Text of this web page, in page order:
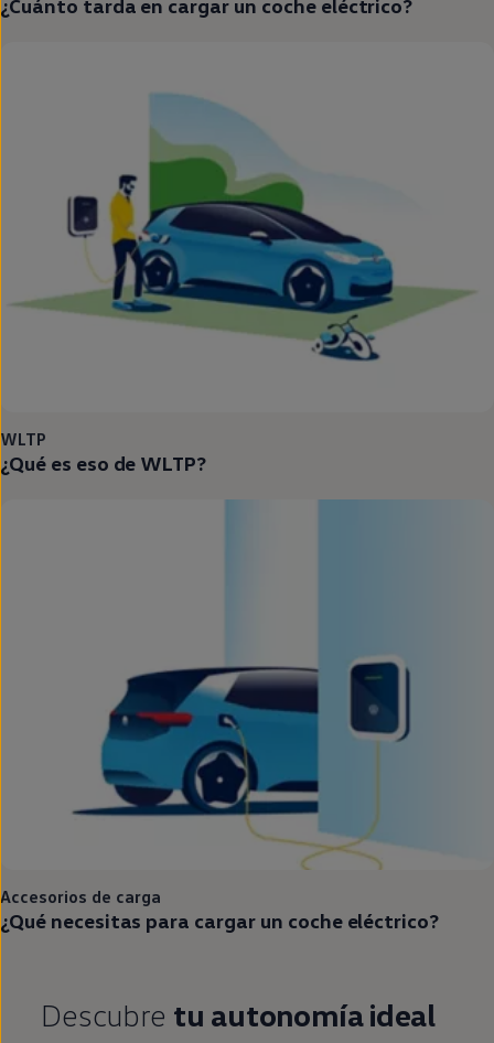
¿Cuánto tarda en cargar un coche eléctrico?
WLTP
¿Qué es eso de WLTP?
Accesorios de carga
¿Qué necesitas para cargar un coche eléctrico?
Descubre tu autonomíaideal